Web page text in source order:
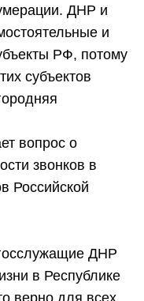
ДНР и
и
РФ, потому
субъектов
вопрос о
звонков в
Российской
ДНР
в Республике